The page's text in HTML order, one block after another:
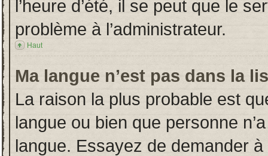
l’heure d’été, il se peut que le
problème à l’administrateur.
Haut
Ma langue n’est pas dans la
La raison la plus probable est
langue ou bien que personne
langue. Essayez de demander à